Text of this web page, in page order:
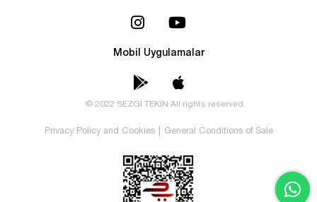
Mobil Uygulamalar
© 2022 SEZGİ TEKİN All rights reserved.
Privacy Policy and Cookies General Conditions of Sale